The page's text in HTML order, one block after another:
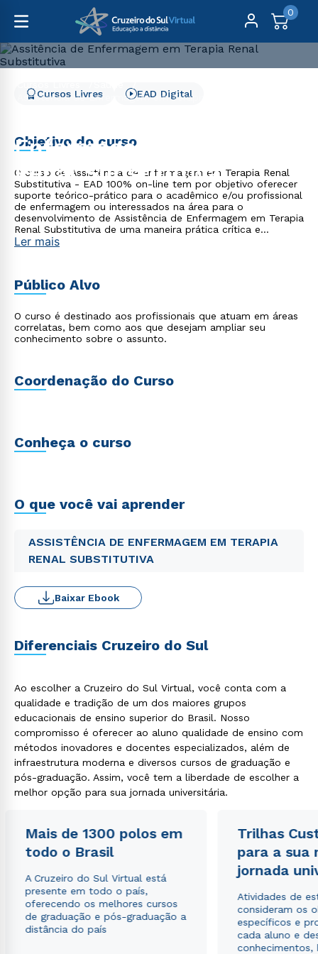
0
Assistência de Enfermagem em Terapia Renal Substitutiva
Enfermagem em Terapia
Renal Substitutiva
Cursos Livres EAD Digital
Objetivo do curso
O curso de Assistência de Enfermagem em Terapia Renal
Substitutiva - EAD 100% on-line tem por objetivo oferecer
suporte teórico-prático para o acadêmico e/ou profissional
de enfermagem ou interessados na área para o
desenvolvimento de Assistência de Enfermagem em Terapia
Renal Substitutiva de uma maneira prática crítica e
coerente.
Ler mais
Público Alvo
O curso é destinado aos profissionais que atuam em áreas
correlatas, bem como aos que desejam ampliar seu
conhecimento sobre o assunto.
Coordenação do Curso
Conheça o curso
O que você vai aprender
ASSISTÊNCIA DE ENFERMAGEM EM TERAPIA
RENAL SUBSTITUTIVA
Baixar Ebook
Diferenciais Cruzeiro do Sul
Ao escolher a Cruzeiro do Sul Virtual, você conta com a
qualidade e tradição de um dos maiores grupos
educacionais de ensino superior do Brasil. Nosso
compromisso é oferecer ao aluno qualidade de ensino com
métodos inovadores e docentes especializados, além de
infraestrutura moderna e diversos cursos de graduação e
pós-graduação. Assim, você tem a liberdade de escolher a
melhor opção para sua jornada universitária.
Mais de 1300 polos em
todo o Brasil
A Cruzeiro do Sul Virtual está
presente em todo o país,
oferecendo os melhores cursos
de graduação e pós-graduação a
distância do país
Trilhas
para a sua
jornada
Atividades de
consideram os
específicos e
cada aluno e
conhecimentos,